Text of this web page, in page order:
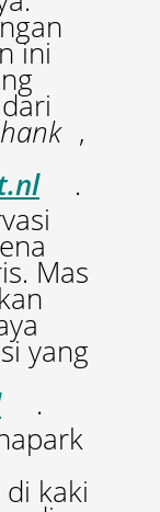
ini
,
.
Mas
yang
.
kaki